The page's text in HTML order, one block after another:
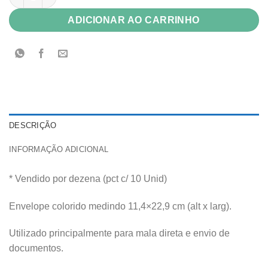
ADICIONAR AO CARRINHO
DESCRIÇÃO
INFORMAÇÃO ADICIONAL
* Vendido por dezena (pct c/ 10 Unid)
Envelope colorido medindo 11,4×22,9 cm (alt x larg).
Utilizado principalmente para mala direta e envio de
documentos.